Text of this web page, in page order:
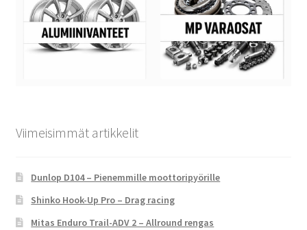
Viimeisimmät artikkelit
Dunlop D104 – Pienemmille moottoripyörille
Shinko Hook-Up Pro – Drag racing
Mitas Enduro Trail-ADV 2 – Allround rengas